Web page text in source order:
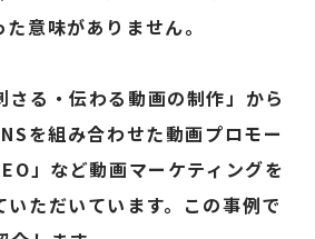
意味がありません。
さる・伝わる動画の制作」から
を組み合わせた動画プロモー
」など動画マーケティングを
ただいています。この事例で